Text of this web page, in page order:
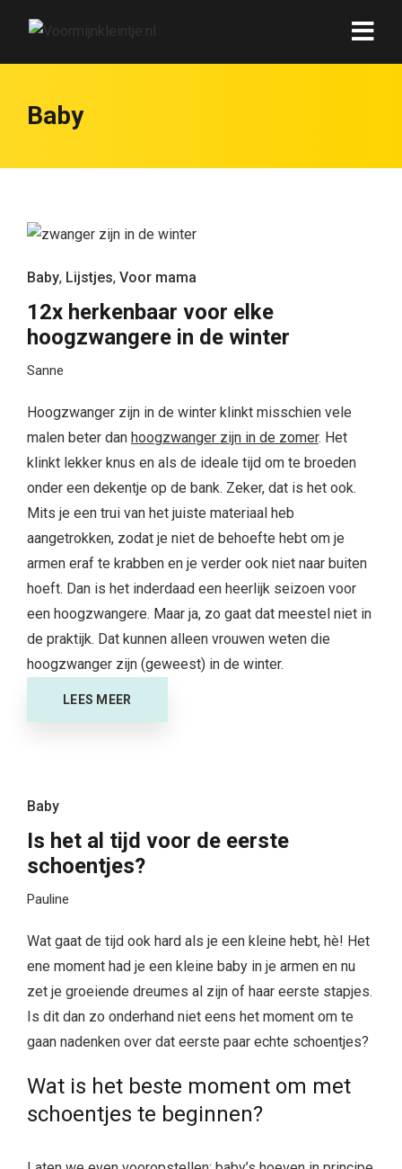
Baby
Baby, Lijstjes, Voor mama
12x herkenbaar voor elke
hoogzwangere in de winter
Sanne
Hoogzwanger zijn in de winter klinkt misschien vele
malen beter dan hoogzwanger zijn in de zomer. Het
klinkt lekker knus en als de ideale tijd om te broeden
onder een dekentje op de bank. Zeker, dat is het ook.
Mits je een trui van het juiste materiaal heb
aangetrokken, zodat je niet de behoefte hebt om je
armen eraf te krabben en je verder ook niet naar buiten
hoeft. Dan is het inderdaad een heerlijk seizoen voor
een hoogzwangere. Maar ja, zo gaat dat meestel niet in
de praktijk. Dat kunnen alleen vrouwen weten die
hoogzwanger zijn (geweest) in de winter.
LEES MEER
Baby
Is het al tijd voor de eerste
schoentjes?
Pauline
Wat gaat de tijd ook hard als je een kleine hebt, hè! Het
ene moment had je een kleine baby in je armen en nu
zet je groeiende dreumes al zijn of haar eerste stapjes.
Is dit dan zo onderhand niet eens het moment om te
gaan nadenken over dat eerste paar echte schoentjes?
Wat is het beste moment om met
schoentjes te beginnen?